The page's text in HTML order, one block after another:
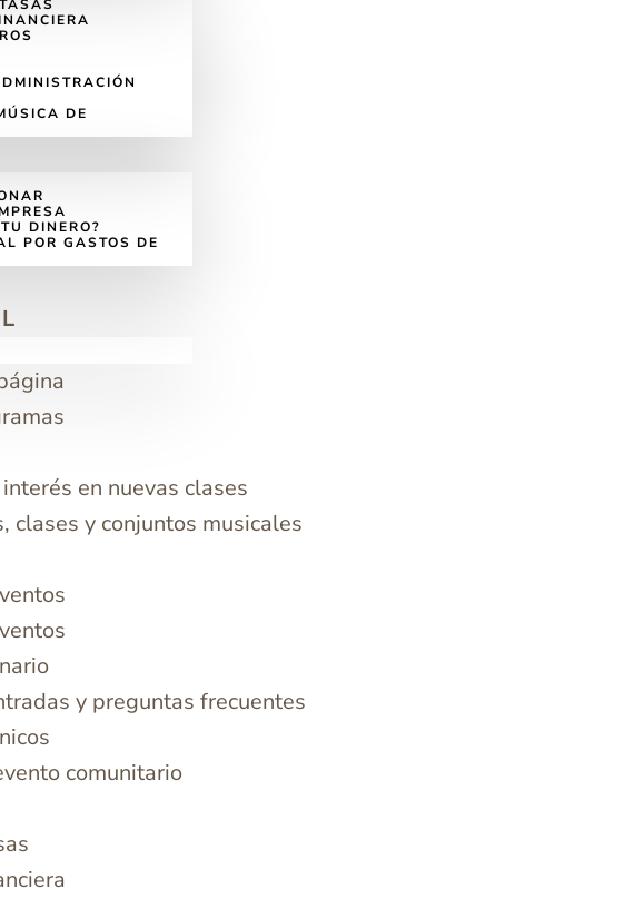
DE
DINERO?
POR GASTOS DE
en nuevas clases
clases y conjuntos musicales
y preguntas frecuentes
comunitario